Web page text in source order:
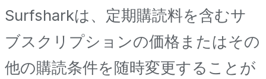
Surfsharkは、定期購読料を含むサ
ブスクリプションの価格またはその
他の購読条件を随時変更することが